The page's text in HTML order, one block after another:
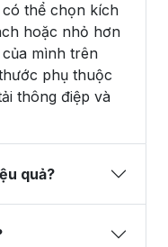
thể chọn kích
hoặc nhỏ hơn
mình trên
phụ thuộc
thông điệp và
quả?